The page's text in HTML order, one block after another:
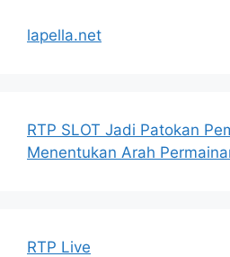
lapella.net
RTP SLOT Jadi Patokan
Menentukan Arah
RTP Live